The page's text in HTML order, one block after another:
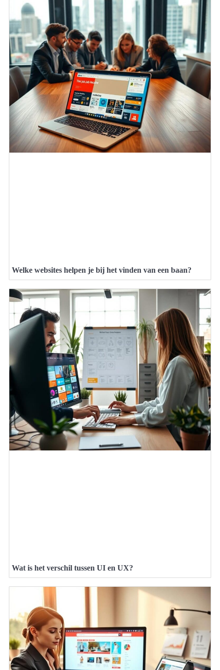
Welke websites helpen je bij het vinden van een baan?
Wat is het verschil tussen UI en UX?